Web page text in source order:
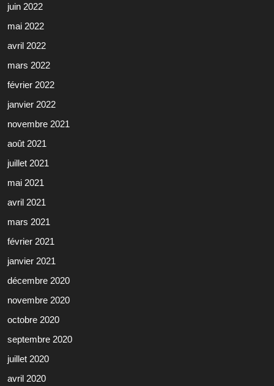
juin 2022
mai 2022
avril 2022
mars 2022
février 2022
janvier 2022
novembre 2021
août 2021
juillet 2021
mai 2021
avril 2021
mars 2021
février 2021
janvier 2021
décembre 2020
novembre 2020
octobre 2020
septembre 2020
juillet 2020
avril 2020